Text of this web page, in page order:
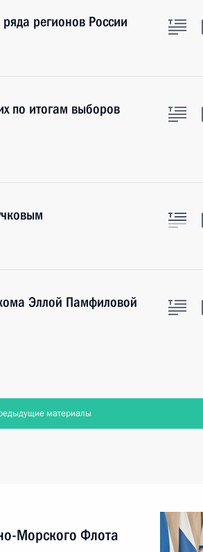
регионов России
по итогам выборов
Эллой Памфиловой
материалы
Морского Флота